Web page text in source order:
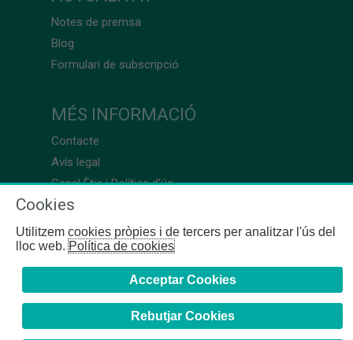
Notes de premsa
Blog
Formulari de subscripció
MÉS INFORMACIÓ
Contacte
Avís legal
Canal Ètic i Política d’ús
Cookies
Utilitzem cookies pròpies i de tercers per analitzar l'ús del
lloc web.Política de cookies
Acceptar Cookies
Rebutjar Cookies